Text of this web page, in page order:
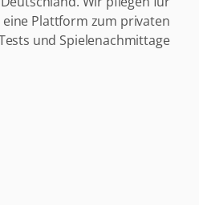
Plattform zum privaten
und Spielenachmittage